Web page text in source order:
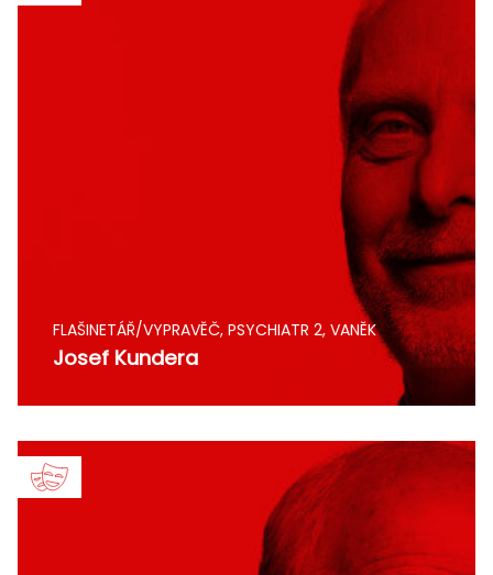
FLAŠINETÁŘ/VYPRAVĚČ, PSYCHIATR 2, VANĚK
Josef Kundera